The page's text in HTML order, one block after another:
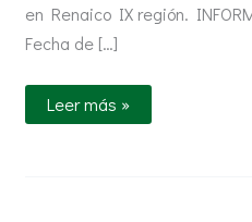
en Renaico IX región.
Fecha de […]
Leer más »